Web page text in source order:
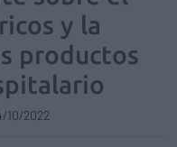
y la
productos
10/2022